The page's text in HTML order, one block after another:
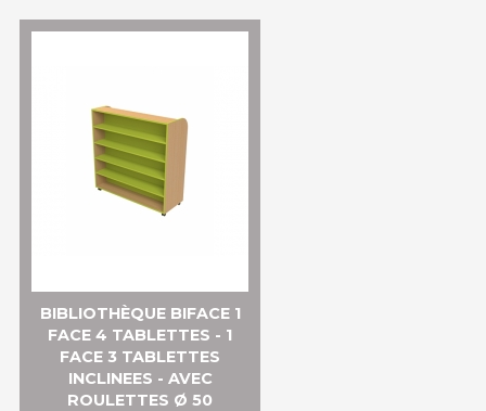
BIBLIOTHÈQUE BIFACE 1
FACE 4 TABLETTES - 1
FACE 3 TABLETTES
INCLINEES - AVEC
ROULETTES Ø 50